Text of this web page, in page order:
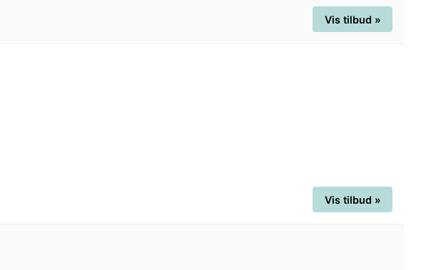
Vis tilbud »
Vis tilbud »